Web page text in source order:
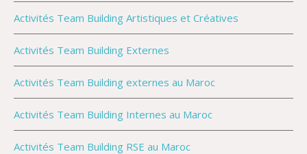
Activités Team Building Artistiques et Créatives
Activités Team Building Externes
Activités Team Building externes au Maroc
Activités Team Building Internes au Maroc
Activités Team Building RSE au Maroc